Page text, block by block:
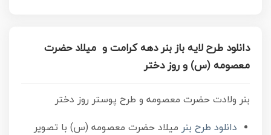
دانلود طرح لایه باز بنر دهه کرامت و میلاد حضرت
معصومه (س) و روز دختر
بنر ولادت حضرت معصومه و طرح پوستر روز دختر
دانلود طرح بنر میلاد حضرت معصومه (س) با تصویر